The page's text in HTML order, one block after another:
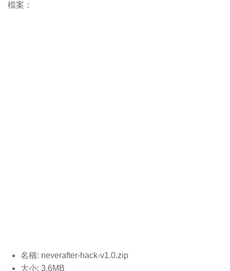
檔案：
名稱: neverafter-hack-v1.0.zip
大小: 3.6MB